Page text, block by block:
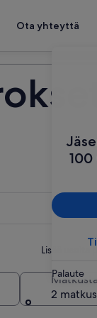
Ota yhteyttä
Palaute
Lisää useita
2